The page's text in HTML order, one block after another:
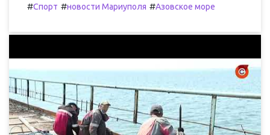
#Спорт #новости Мариуполя #Азовское море